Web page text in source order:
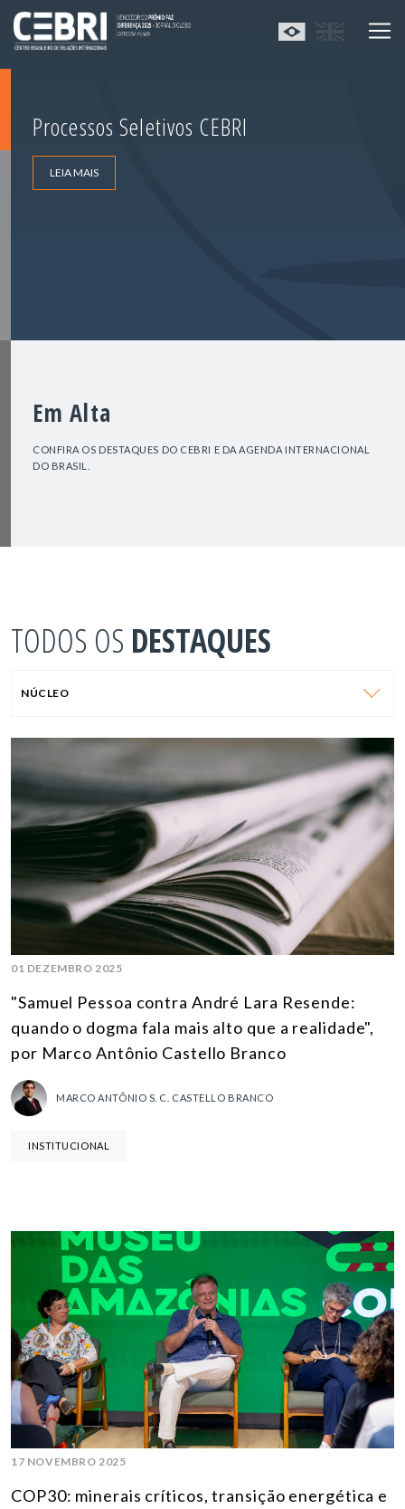
Processos Seletivos CEBRI
LEIA MAIS
Em Alta
CONFIRA OS DESTAQUES DO CEBRI E DA AGENDA INTERNACIONAL
DO BRASIL.
TODOS OS DESTAQUES
NÚCLEO
01 DEZEMBRO 2025
"Samuel Pessoa contra André Lara Resende:
quando o dogma fala mais alto que a realidade",
por Marco Antônio Castello Branco
MARCO ANTÔNIO S. C. CASTELLO BRANCO
INSTITUCIONAL
17 NOVEMBRO 2025
COP30: minerais críticos, transição energética e